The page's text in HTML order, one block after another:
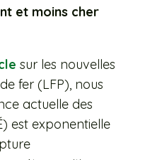
et moins cher
sur les nouvelles
fer (LFP), nous
actuelle des
est exponentielle